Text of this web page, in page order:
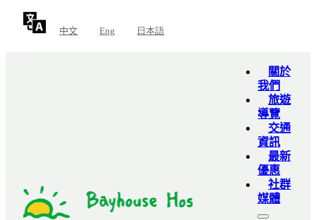
中文 Eng 日本語
關於
我們
旅遊
導覽
交通
資訊
最新
優惠
社群
媒體